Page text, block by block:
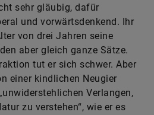
sehr gläubig, dafür
und vorwärtsdenkend. Ihr
von drei Jahren seine
aber gleich ganze Sätze.
tut er sich schwer. Aber
einer kindlichen Neugier
Verlangen,
zu verstehen“, wie er es